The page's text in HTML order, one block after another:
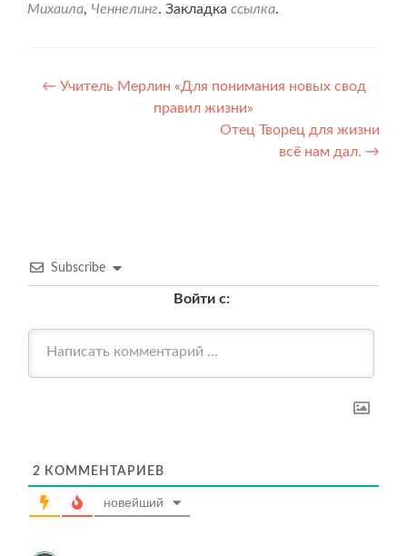
Михаила, Ченнелинг. Закладка ссылка.
Навигация
← Учитель Мерлин «Для понимания новых свод
правил жизни»
Отец Творец для жизни
всё нам дал. →
Subscribe
Войти с:
2 КОММЕНТАРИЕВ
новейший